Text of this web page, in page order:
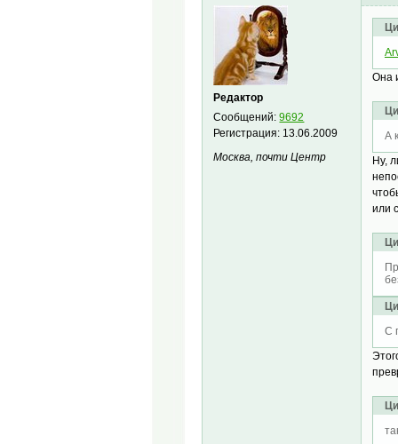
Редактор
Сообщений:9692
Регистрация: 13.06.2009
Москва, почти Центр
Она
А
Ну,
или
С